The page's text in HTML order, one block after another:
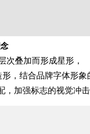
次叠加而形成星形，
，结合品牌字体形象
，加强标志的视觉冲